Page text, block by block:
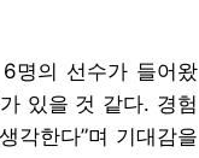
명의 선수가 들어왔
있을 것 같다. 경험
각한다”며 기대감을